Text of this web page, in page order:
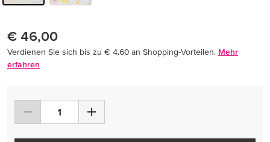
€ 46,00
Verdienen Sie sich bis zu € 4,60 an Shopping-Vorteilen. Mehr
erfahren